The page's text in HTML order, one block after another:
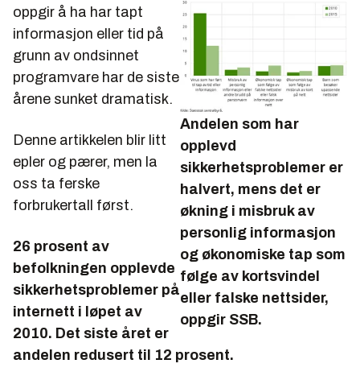
Andelen som har
opplevd
sikkerhetsproblemer er
halvert, mens det er
økning i misbruk av
personlig informasjon
og økonomiske tap som
følge av kortsvindel
eller falske nettsider,
oppgir SSB.
oppgir å ha har tapt
informasjon eller tid på
grunn av ondsinnet
programvare har de siste
årene sunket dramatisk.
Denne artikkelen blir litt
epler og pærer, men la
oss ta ferske
forbrukertall først.
26 prosent av
befolkningen opplevde
sikkerhetsproblemer på
internett i løpet av
2010. Det siste året er
andelen redusert til 12 prosent.